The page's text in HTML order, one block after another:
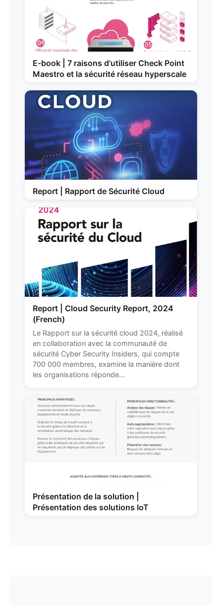
E-book | 7 raisons d'utiliser Check Point
Maestro et la sécurité réseau hyperscale
Report | Rapport de Sécurité Cloud
Report | Cloud Security Report, 2024
(French)
Le Rapport sur la sécurité cloud 2024, réalisé
en collaboration avec la communauté de
sécurité Cyber Security Insiders, qui compte
700 000 membres, examine la manière dont
les organisations réponde...
Présentation de la solution |
Présentation des solutions IoT